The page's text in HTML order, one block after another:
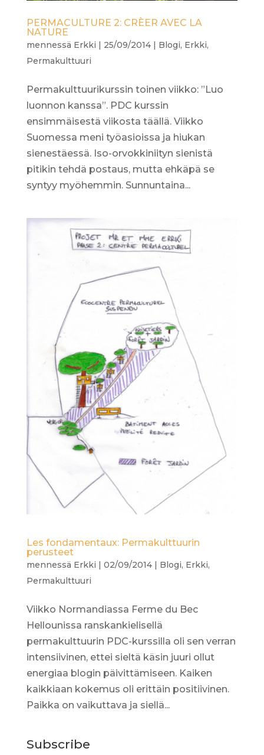
PERMACULTURE 2: CRÈER AVEC LA
NATURE
mennessä Erkki | 25/09/2014| Blogi, Erkki,
Permakulttuuri
Permakulttuurikurssin toinen viikko: ”Luo
luonnon kanssa”. PDC kurssin
ensimmäisestä viikosta täällä. Viikko
Suomessa meni työasioissa ja hiukan
sienestäessä. Iso-orvokkiniityn sienistä
pitikin tehdä postaus, mutta ehkäpä se
syntyy myöhemmin. Sunnuntaina...
Les fondamentaux: Permakulttuurin
perusteet
mennessä Erkki | 02/09/2014| Blogi, Erkki,
Permakulttuuri
Viikko Normandiassa Ferme du Bec
Hellounissa ranskankielisellä
permakulttuurin PDC-kurssilla oli sen verran
intensiivinen, ettei sieltä käsin juuri ollut
energiaa blogin päivittämiseen. Kaiken
kaikkiaan kokemus oli erittäin positiivinen.
Paikka on vaikuttava ja siellä...
Subscribe